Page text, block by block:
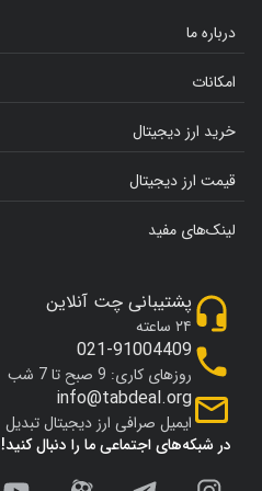
درباره ما
امکانات
خرید ارز دیجیتال
قیمت ارز دیجیتال
لینک‌های مفید
در شبکه‌های اجتماعی ما را دنبال کنید!
پشتیبانی چت آنلاین
۲۴ ساعته
021-91004409
روزهای کاری: 9 صبح تا 7 شب
info@tabdeal.org
ایمیل صرافی ارز دیجیتال تبدیل